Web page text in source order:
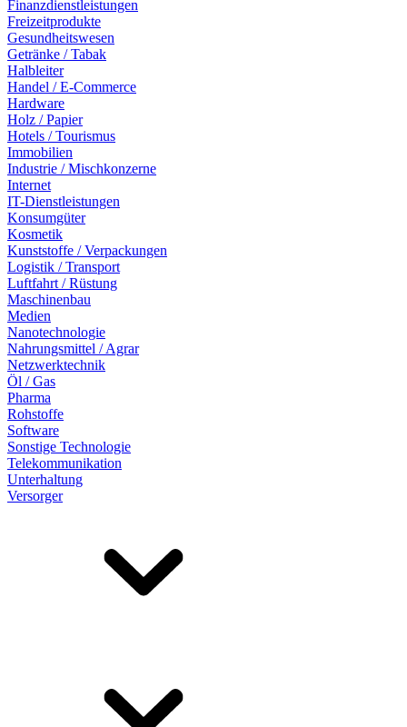
Finanzdienstleistungen
Freizeitprodukte
Gesundheitswesen
Getränke / Tabak
Halbleiter
Handel / E-Commerce
Hardware
Holz / Papier
Hotels / Tourismus
Immobilien
Industrie / Mischkonzerne
Internet
IT-Dienstleistungen
Konsumgüter
Kosmetik
Kunststoffe / Verpackungen
Logistik / Transport
Luftfahrt / Rüstung
Maschinenbau
Medien
Nanotechnologie
Nahrungsmittel / Agrar
Netzwerktechnik
Öl / Gas
Pharma
Rohstoffe
Software
Sonstige Technologie
Telekommunikation
Unterhaltung
Versorger